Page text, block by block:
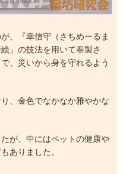
、『幸信守（さちめーるま
」の技法を用いて奉製さ
、災いから身を守れるよう
、金色でなかなか雅やかな
が、中にはペットの健康や
ありました。